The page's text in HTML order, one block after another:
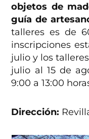
objetos de
guía de
talleres es de
inscripciones
julio y los
julio al 15 de
9:00 a 13:00
Dirección: